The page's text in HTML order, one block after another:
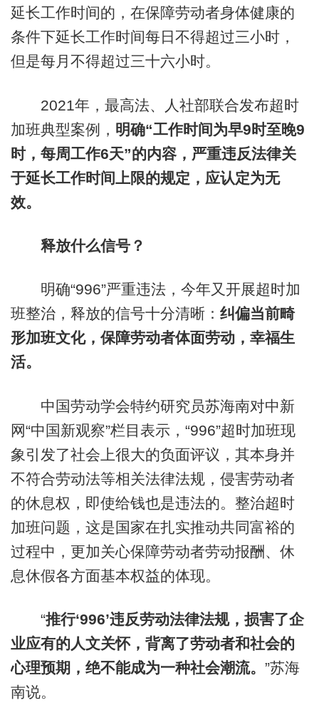
延长工作时间的，在保障劳动者身体健康的
条件下延长工作时间每日不得超过三小时，
但是每月不得超过三十六小时。
2021年，最高法、人社部联合发布超时
加班典型案例， 明确“工作时间为早9时至晚9
时，每周工作6天”的内容，严重违反法律关
于延长工作时间上限的规定，应认定为无
效。
释放什么信号？
明确“996”严重违法，今年又开展超时加
班整治，释放的信号十分清晰： 纠偏当前畸
形加班文化，保障劳动者体面劳动，幸福生
活。
中国劳动学会特约研究员苏海南对中新
网“中国新观察”栏目表示，“996”超时加班现
象引发了社会上很大的负面评议，其本身并
不符合劳动法等相关法律法规，侵害劳动者
的休息权，即使给钱也是违法的。整治超时
加班问题，这是国家在扎实推动共同富裕的
过程中，更加关心保障劳动者劳动报酬、休
息休假各方面基本权益的体现。
“推行‘996’违反劳动法律法规，损害了企
业应有的人文关怀，背离了劳动者和社会的
心理预期，绝不能成为一种社会潮流。 ”苏海
南说。